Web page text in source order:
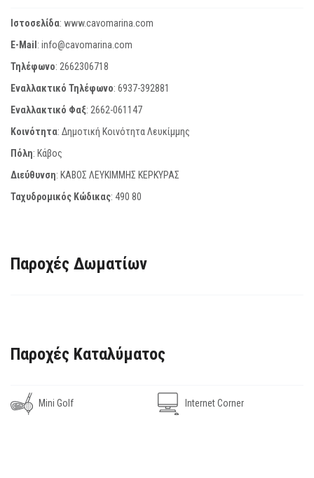
Ιστοσελίδα: www.cavomarina.com
E-Mail: info@cavomarina.com
Τηλέφωνο: 2662306718
Εναλλακτικό Τηλέφωνο: 6937-392881
Εναλλακτικό Φαξ: 2662-061147
Κοινότητα: Δημοτική Κοινότητα Λευκίμμης
Πόλη: Κάβος
Διεύθυνση: ΚΑΒΟΣ ΛΕΥΚΙΜΜΗΣ ΚΕΡΚΥΡΑΣ
Ταχυδρομικός Κώδικας: 490 80
Παροχές Δωματίων
Παροχές Καταλύματος
Mini Golf Internet Corner